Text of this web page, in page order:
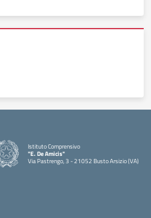
Istituto Comprensivo
"E. De Amicis"
Via Pastrengo, 3 - 21052 Busto Arsizio (VA)